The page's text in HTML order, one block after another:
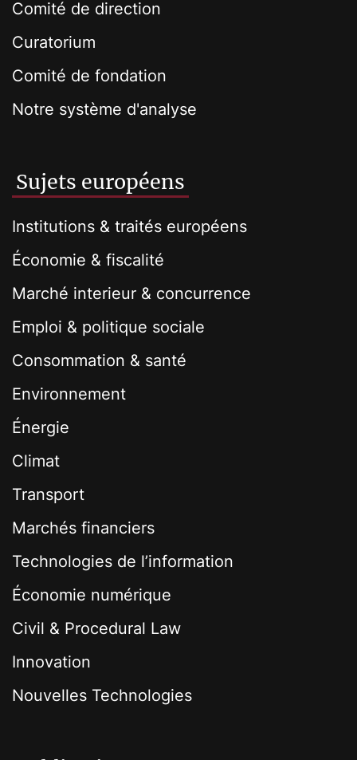
Comité de direction
Curatorium
Comité de fondation
Notre système d'analyse
Sujets européens
Institutions & traités européens
Économie & fiscalité
Marché interieur & concurrence
Emploi & politique sociale
Consommation & santé
Environnement
Énergie
Climat
Transport
Marchés financiers
Technologies de l’information
Économie numérique
Civil & Procedural Law
Innovation
Nouvelles Technologies